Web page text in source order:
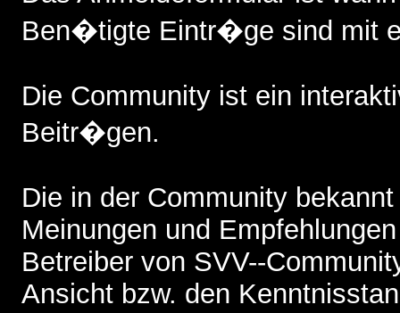
Ben�tigte Eintr�ge sind mit
Die Community ist ein
Beitr�gen.
Die in der Community
Meinungen und
Betreiber von SVV--
Ansicht bzw. den